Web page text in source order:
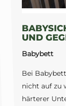
UND
Babybett
Bei
nicht auf zu
härterer